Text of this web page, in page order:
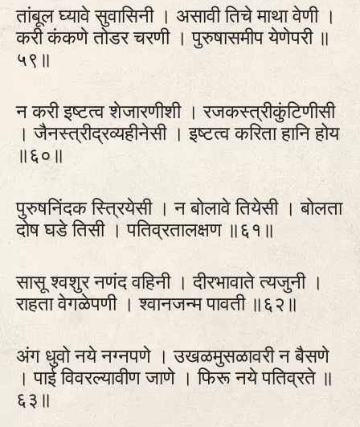
तांबूल घ्यावे सुवासिनी । असावी तिचे माथा वेणी ।
करी कंकणे तोडर चरणी । पुरुषासमीप येणेपरी ॥
५९॥
न करी इष्टत्व शेजारणीशी । रजकस्त्रीकुंटिणीसी
। जैनस्त्रीद्रव्यहीनेसी । इष्टत्व करिता हानि होय
॥६०॥
पुरुषनिंदक स्त्रियेसी । न बोलावे तियेसी । बोलता
दोष घडे तिसी । पतिव्रतालक्षण ॥६१॥
सासू श्वशुर नणंद वहिनी । दीरभावाते त्यजुनी ।
राहता वेगळेपणी । श्वानजन्म पावती ॥६२॥
अंग धुवो नये नग्नपणे । उखळमुसळावरी न बैसणे
। पाई विवरल्यावीण जाणे । फिरू नये पतिव्रते ॥
६३॥